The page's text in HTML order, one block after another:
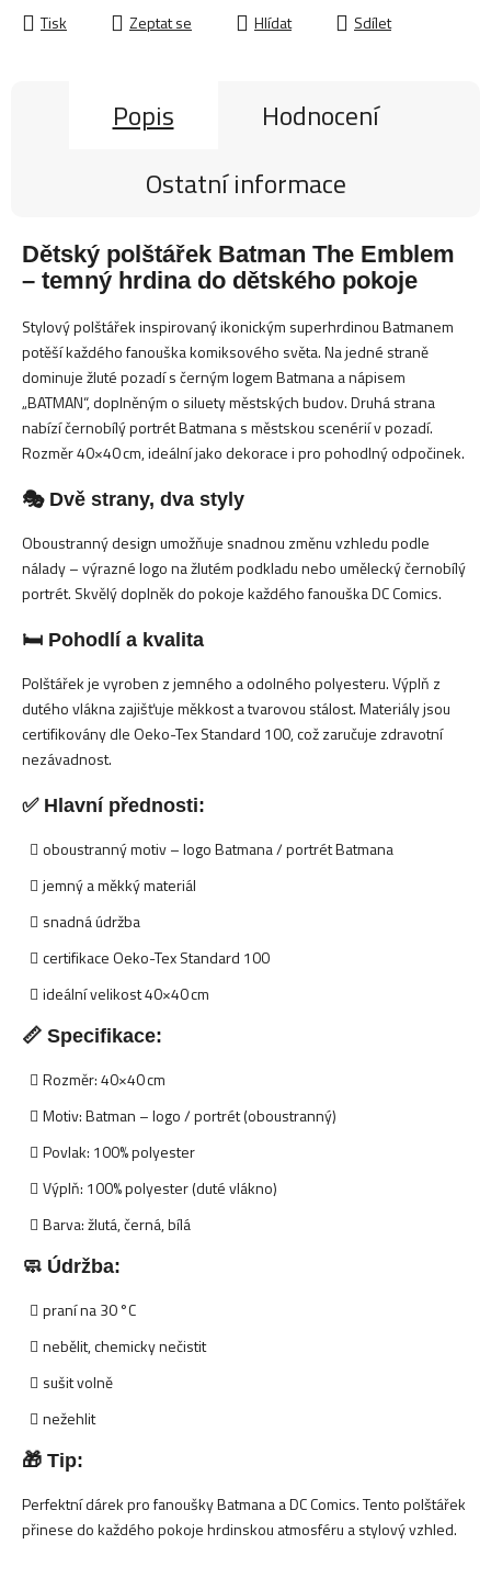
Tisk Zeptat se Hlídat Sdílet
Popis
Hodnocení
Ostatní informace
Dětský polštářek Batman The Emblem
– temný hrdina do dětského pokoje
Stylový polštářek inspirovaný ikonickým superhrdinou Batmanem
potěší každého fanouška komiksového světa. Na jedné straně
dominuje žluté pozadí s černým logem Batmana a nápisem
„BATMAN“, doplněným o siluety městských budov. Druhá strana
nabízí černobílý portrét Batmana s městskou scenérií v pozadí.
Rozměr 40×40 cm, ideální jako dekorace i pro pohodlný odpočinek.
🎭 Dvě strany, dva styly
Oboustranný design umožňuje snadnou změnu vzhledu podle
nálady – výrazné logo na žlutém podkladu nebo umělecký černobílý
portrét. Skvělý doplněk do pokoje každého fanouška DC Comics.
🛏️ Pohodlí a kvalita
Polštářek je vyroben z jemného a odolného polyesteru. Výplň z
dutého vlákna zajišťuje měkkost a tvarovou stálost. Materiály jsou
certifikovány dle Oeko-Tex Standard 100, což zaručuje zdravotní
nezávadnost.
✅ Hlavní přednosti:
oboustranný motiv – logo Batmana / portrét Batmana
jemný a měkký materiál
snadná údržba
certifikace Oeko-Tex Standard 100
ideální velikost 40×40 cm
📏 Specifikace:
Rozměr: 40×40 cm
Motiv: Batman – logo / portrét (oboustranný)
Povlak: 100% polyester
Výplň: 100% polyester (duté vlákno)
Barva: žlutá, černá, bílá
🧼 Údržba:
praní na 30 °C
nebělit, chemicky nečistit
sušit volně
nežehlit
🎁 Tip:
Perfektní dárek pro fanoušky Batmana a DC Comics. Tento polštářek
přinese do každého pokoje hrdinskou atmosféru a stylový vzhled.